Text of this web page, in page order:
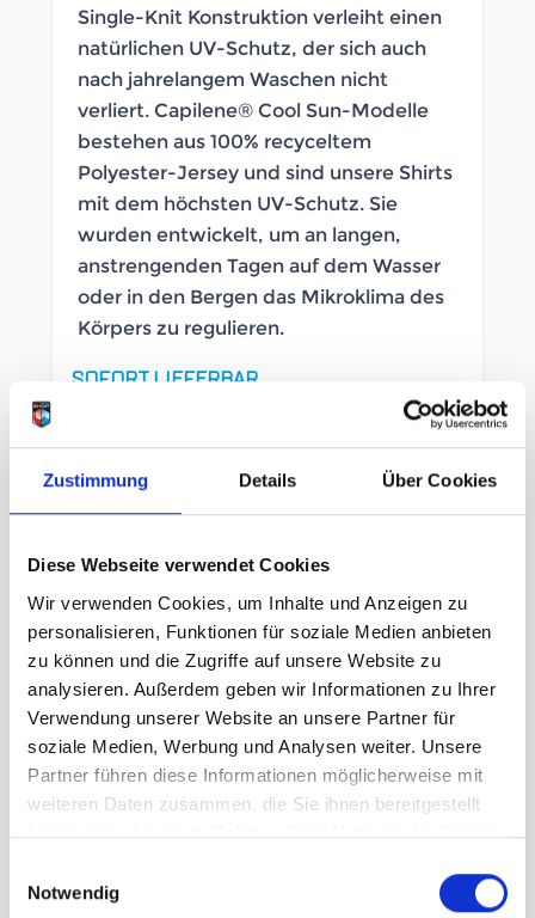
Zustimmung Details Über Cookies
Diese Webseite verwendet Cookies
Wir verwenden Cookies, um Inhalte und Anzeigen zu
personalisieren, Funktionen für soziale Medien anbieten
zu können und die Zugriffe auf unsere Website zu
analysieren. Außerdem geben wir Informationen zu Ihrer
Verwendung unserer Website an unsere Partner für
soziale Medien, Werbung und Analysen weiter. Unsere
Partner führen diese Informationen möglicherweise mit
weiteren Daten zusammen, die Sie ihnen bereitgestellt
haben oder die sie im Rahmen Ihrer Nutzung der Dienste
Notwendig
Single-Knit Konstruktion verleiht einen
natürlichen UV-Schutz, der sich auch
nach jahrelangem Waschen nicht
verliert. Capilene® Cool Sun-Modelle
bestehen aus 100% recyceltem
Polyester-Jersey und sind unsere Shirts
mit dem höchsten UV-Schutz. Sie
wurden entwickelt, um an langen,
anstrengenden Tagen auf dem Wasser
oder in den Bergen das Mikroklima des
Körpers zu regulieren.
SOFORT LIEFERBAR
Geschlecht Damen
Größe
XS S
UVP
unser Preis ab:59,96 € -20%
Menge